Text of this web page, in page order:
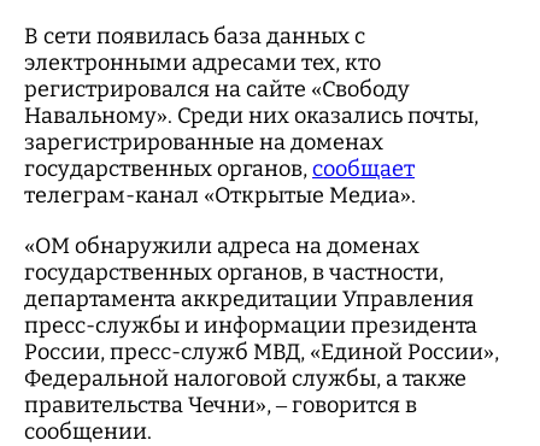
В сети появилась база данных с
электронными адресами тех, кто
регистрировался на сайте «Свободу
Навальному». Среди них оказались почты,
зарегистрированные на доменах
государственных органов,сообщает
телеграм-канал «Открытые Медиа».
«ОМ обнаружили адреса на доменах
государственных органов, в частности,
департамента аккредитации Управления
пресс-службы и информации президента
России, пресс-служб МВД, «Единой России»,
Федеральной налоговой службы, а также
правительства Чечни», – говорится в
сообщении.